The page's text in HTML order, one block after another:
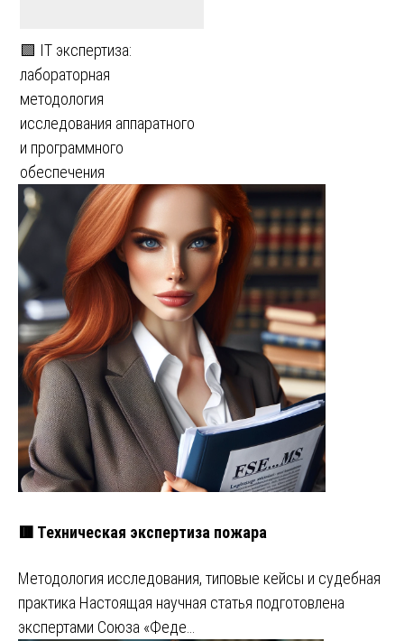
🟩 IT экспертиза:
лабораторная
методология
исследования аппаратного
и программного
обеспечения
🟥 Техническая экспертиза пожара
Методология исследования, типовые кейсы и судебная
практика Настоящая научная статья подготовлена
экспертами Союза «Феде…